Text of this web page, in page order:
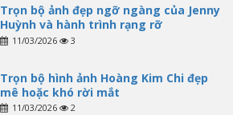
Trọn bộ ảnh đẹp ngỡ ngàng của Jenny
Huỳnh và hành trình rạng rỡ
11/03/2026 3
Trọn bộ hình ảnh Hoàng Kim Chi đẹp
mê hoặc khó rời mắt
11/03/2026 2